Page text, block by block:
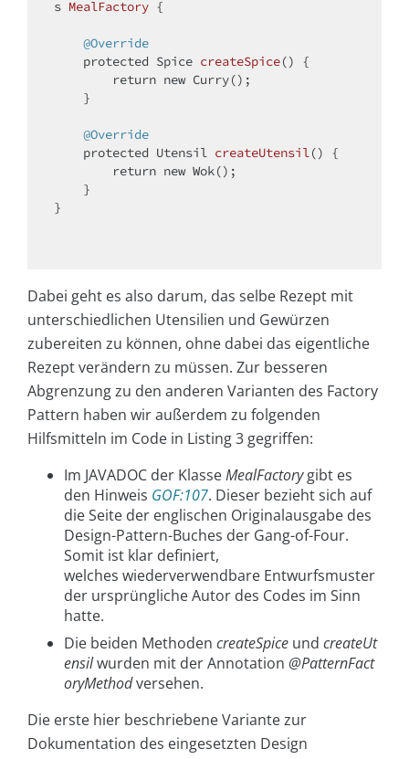
s MealFactory {
@Override
protected Spice createSpice()
{
return new Curry();
@Override
protected Utensil createUtensil()
{
return new Wok();
}
Dabei geht es also darum, das selbe Rezept mit
unterschiedlichen Utensilien und Gewürzen
zubereiten zu können, ohne dabei das eigentliche
Rezept verändern zu müssen. Zur besseren
Abgrenzung zu den anderen Varianten des Factory
Pattern haben wir außerdem zu folgenden
Hilfsmitteln im Code in Listing 3 gegriffen:
Im JAVADOC der KlasseMealFactorygibt es
den Hinweis GOF:107. Dieser bezieht sich auf
die Seite der englischen Originalausgabe des
Design-Pattern-Buches der Gang-of-Four.
Somit ist klar definiert,
welches wiederverwendbare Entwurfsmuster
der ursprüngliche Autor des Codes im Sinn
hatte.
Die beiden Methoden createSpice und createUt
ensilwurden mit der Annotation @PatternFact
oryMethodversehen.
Die erste hier beschriebene Variante zur
Dokumentation des eingesetzten Design